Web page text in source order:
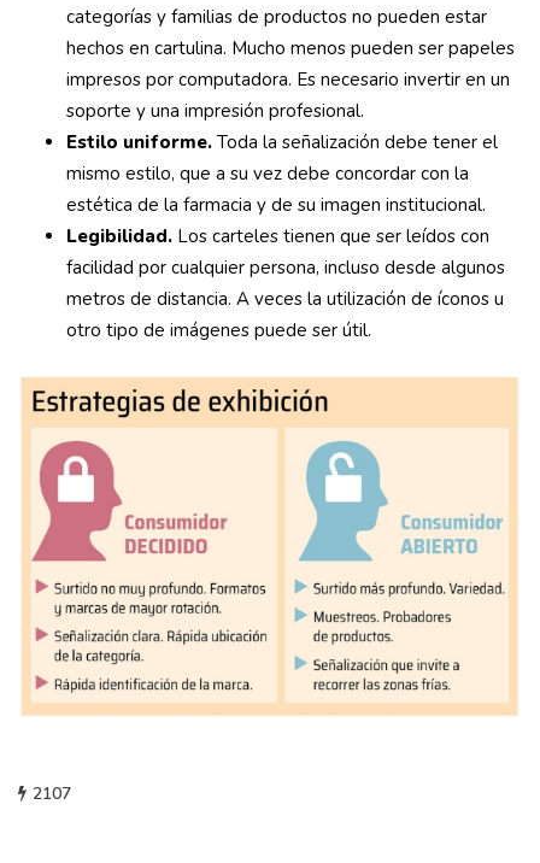
categorías y familias de productos no pueden estar
hechos en cartulina. Mucho menos pueden ser papeles
impresos por computadora. Es necesario invertir en un
soporte y una impresión profesional.
Estilo uniforme. Toda la señalización debe tener el
mismo estilo, que a su vez debe concordar con la
estética de la farmacia y de su imagen institucional.
Legibilidad. Los carteles tienen que ser leídos con
facilidad por cualquier persona, incluso desde algunos
metros de distancia. A veces la utilización de íconos u
otro tipo de imágenes puede ser útil.
2107